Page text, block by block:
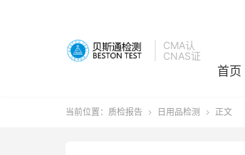
CMA认
CNAS证
首页
当前位置： 质检报告  日用品检测  正文